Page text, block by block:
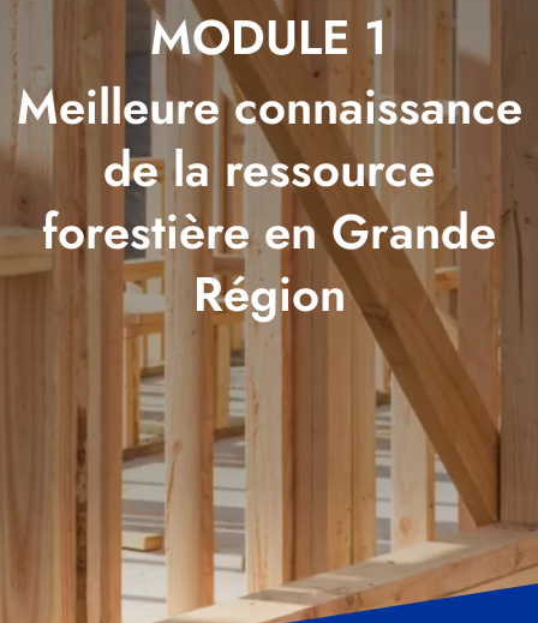
MODULE 1
Meilleure connaissance
de la ressource
forestière en Grande
Région